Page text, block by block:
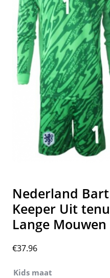
Nederland
Keeper Uit
Lange
€37.96
Kids maat